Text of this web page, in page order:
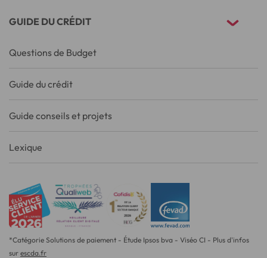
GUIDE DU CRÉDIT
Questions de Budget
Guide du crédit
Guide conseils et projets
Lexique
*Catégorie Solutions de paiement - Étude Ipsos bva - Viséo CI - Plus d'infos
sur escda.fr